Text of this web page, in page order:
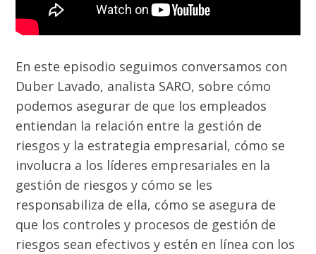
En este episodio seguimos conversamos con
Duber Lavado, analista SARO, sobre cómo
podemos asegurar de que los empleados
entiendan la relación entre la gestión de
riesgos y la estrategia empresarial, cómo se
involucra a los líderes empresariales en la
gestión de riesgos y cómo se les
responsabiliza de ella, cómo se asegura de
que los controles y procesos de gestión de
riesgos sean efectivos y estén en línea con los